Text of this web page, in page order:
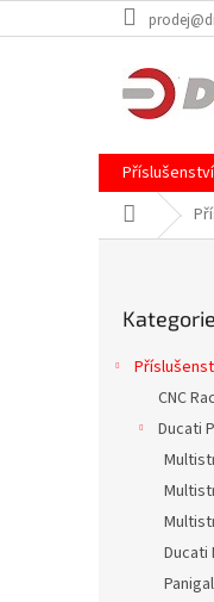
na
Příslušenství
Domů
kategorie
Kategorie
CNC
Ducati
Ducati